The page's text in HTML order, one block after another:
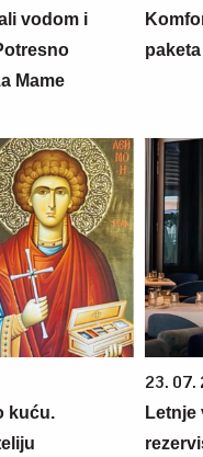
vodom i
Mame
kuću.
23. 07.
Letnje